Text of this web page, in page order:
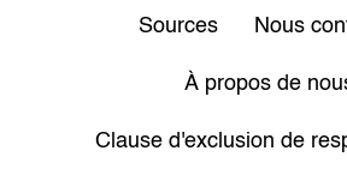
Sources Nous
À propos de
Clause d'exclusion de